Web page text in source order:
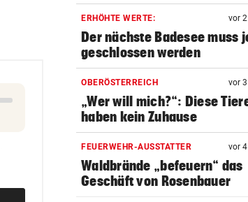
ERHÖHTE WERTE: vor
Der nächste Badesee muss
geschlossen werden
OBERÖSTERREICH vor
„Wer will mich?“: Diese
haben kein Zuhause
FEUERWEHR-AUSSTATTER vor
Waldbrände „befeuern“ das
Geschäft von Rosenbauer